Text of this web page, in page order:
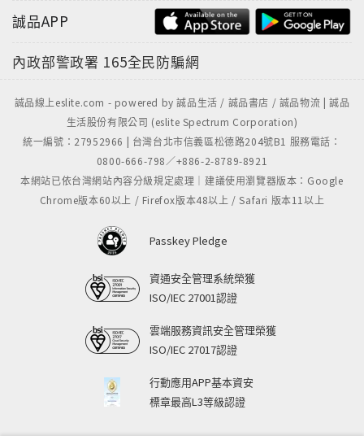
誠品APP
內政部警政署 165全民防騙網
誠品線上eslite.com - powered by 誠品生活 / 誠品書店 / 誠品物流 | 誠品
生活股份有限公司 (eslite Spectrum Corporation)
統一編號：27952966 | 台灣台北市信義區松德路204號B1 服務電話：
0800-666-798／+886-2-8789-8921
本網站已依台灣網站內容分級規定處理｜建議使用瀏覽器版本：Google
Chrome版本60以上 / Firefox版本48以上 / Safari 版本11以上
Passkey Pledge
資通安全管理系統榮獲
ISO/IEC 27001認證
雲端服務資訊安全管理榮獲
ISO/IEC 27017認證
行動應用APP基本資安
標章最高L3等級認證